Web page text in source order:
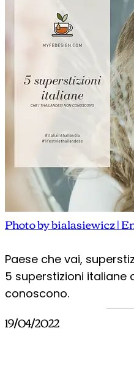
Photo by bialasiewicz |
Paese che vai,
5 superstizioni italiane
conoscono.
19/04/2022